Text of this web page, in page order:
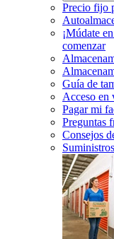
Precio fijo
¡Múdate
comenzar
Guía de
Acceso en
Pagar mi
Preguntas
Consejos